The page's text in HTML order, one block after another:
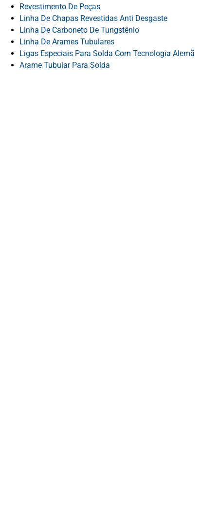
Revestimento De Peças
Linha De Chapas Revestidas Anti Desgaste
Linha De Carboneto De Tungstênio
Linha De Arames Tubulares
Ligas Especiais Para Solda Com Tecnologia Alemã
Arame Tubular Para Solda